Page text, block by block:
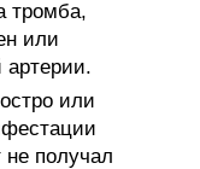
тромба,
или
артерии.
или
не получал